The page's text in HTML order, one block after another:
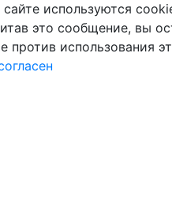
используются
это сообщение, вы
против использования